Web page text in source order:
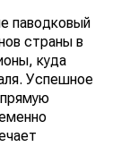
паводковый
страны в
куда
Успешное